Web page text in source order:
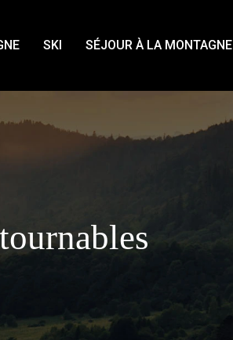
SKI SÉJOUR À LA MONTAGNE